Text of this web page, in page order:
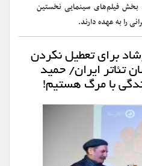
فیلم‌های سینمایی نخستین
را به عهده دارند.
برای تعطیل نکردن
تئاتر ایران/ حمید
با مرگ هستیم!